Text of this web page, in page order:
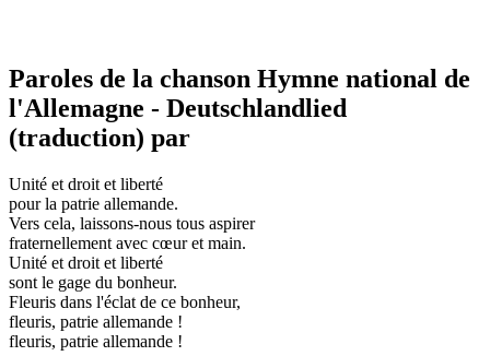
Paroles de la chanson Hymne national de
l'Allemagne - Deutschlandlied
(traduction) par
Unité et droit et liberté
pour la patrie allemande.
Vers cela, laissons-nous tous aspirer
fraternellement avec cœur et main.
Unité et droit et liberté
sont le gage du bonheur.
Fleuris dans l'éclat de ce bonheur,
fleuris, patrie allemande !
fleuris, patrie allemande !